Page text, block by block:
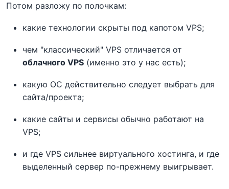
Потом разложу по полочкам:
какие технологии скрыты под капотом VPS;
чем "классический" VPS отличается от
облачного VPS (именно это у нас есть);
какую ОС действительно следует выбрать для
сайта/проекта;
какие сайты и сервисы обычно работают на
VPS;
и где VPS сильнее виртуального хостинга, и где
выделенный сервер по-прежнему выигрывает.